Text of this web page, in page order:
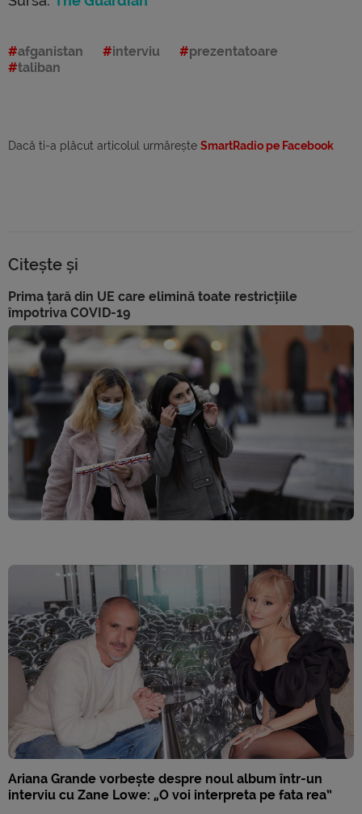
afganistan interviu
prezentatoare
taliban
Dacă ti-a plăcut articolul urmărește SmartRadio pe Facebook
Citește și
Prima țară din UE care elimină toate restricțiile
împotriva COVID-19
Ariana Grande vorbește despre noul album într-un
interviu cu Zane Lowe: „O voi interpreta pe fata rea”